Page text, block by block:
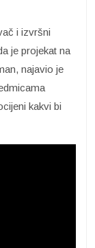
i izvršni
je projekat na
najavio je
kakvi bi